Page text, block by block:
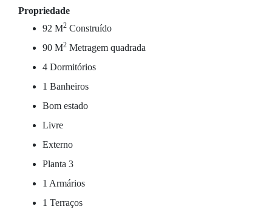
Propriedade
92 M2 Construído
90 M2 Metragem quadrada
4 Dormitórios
1 Banheiros
Bom estado
Livre
Externo
Planta 3
1 Armários
1 Terraços